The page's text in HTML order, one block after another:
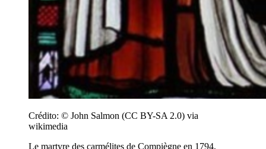
Crédito: © John Salmon (CC BY-SA 2.0) via
wikimedia
Le martyre des carmélites de Compiègne en 1794,